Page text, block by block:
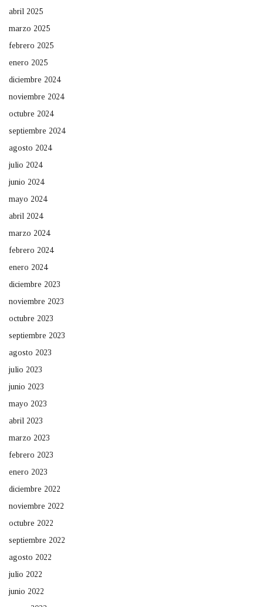
abril 2025
marzo 2025
febrero 2025
enero 2025
diciembre 2024
noviembre 2024
octubre 2024
septiembre 2024
agosto 2024
julio 2024
junio 2024
mayo 2024
abril 2024
marzo 2024
febrero 2024
enero 2024
diciembre 2023
noviembre 2023
octubre 2023
septiembre 2023
agosto 2023
julio 2023
junio 2023
mayo 2023
abril 2023
marzo 2023
febrero 2023
enero 2023
diciembre 2022
noviembre 2022
octubre 2022
septiembre 2022
agosto 2022
julio 2022
junio 2022